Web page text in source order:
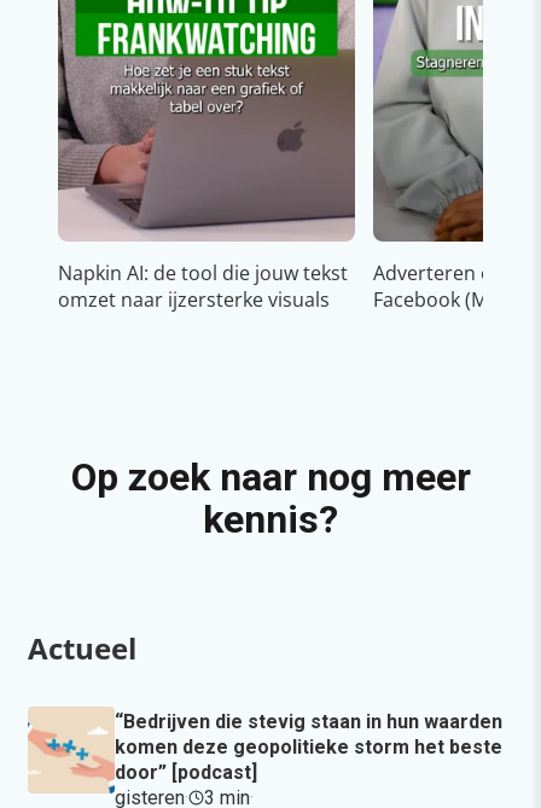
Napkin AI: de tool die jouw tekst
omzet naar ijzersterke visuals
Adverteren op
Facebook (Meta)
Op zoek naar nog meer
kennis?
Actueel
“Bedrijven die stevig staan in hun waarden
komen deze geopolitieke storm het beste
door” [podcast]
gisteren· 3 min·